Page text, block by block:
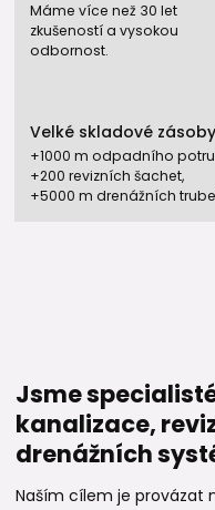
Máme více než 30 let
zkušeností a vysokou
odbornost.
Velké skladové zásoby
+1000 m odpadního
+200 revizních šachet,
+5000 m drenážních
Jsme
kanalizace,
drenážních
Naším cílem je provázat